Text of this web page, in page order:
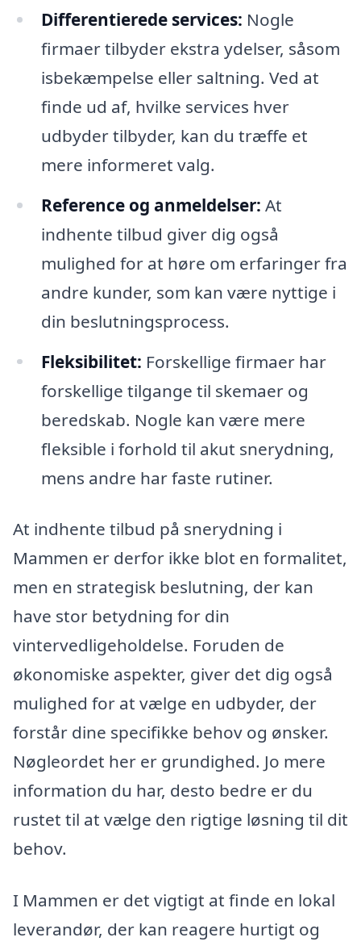
Differentierede services: Nogle
firmaer tilbyder ekstra ydelser, såsom
isbekæmpelse eller saltning. Ved at
finde ud af, hvilke services hver
udbyder tilbyder, kan du træffe et
mere informeret valg.
Reference og anmeldelser: At
indhente tilbud giver dig også
mulighed for at høre om erfaringer fra
andre kunder, som kan være nyttige i
din beslutningsprocess.
Fleksibilitet: Forskellige firmaer har
forskellige tilgange til skemaer og
beredskab. Nogle kan være mere
fleksible i forhold til akut snerydning,
mens andre har faste rutiner.
At indhente tilbud på snerydning i
Mammen er derfor ikke blot en formalitet,
men en strategisk beslutning, der kan
have stor betydning for din
vintervedligeholdelse. Foruden de
økonomiske aspekter, giver det dig også
mulighed for at vælge en udbyder, der
forstår dine specifikke behov og ønsker.
Nøgleordet her er grundighed. Jo mere
information du har, desto bedre er du
rustet til at vælge den rigtige løsning til dit
behov.
I Mammen er det vigtigt at finde en lokal
leverandør, der kan reagere hurtigt og